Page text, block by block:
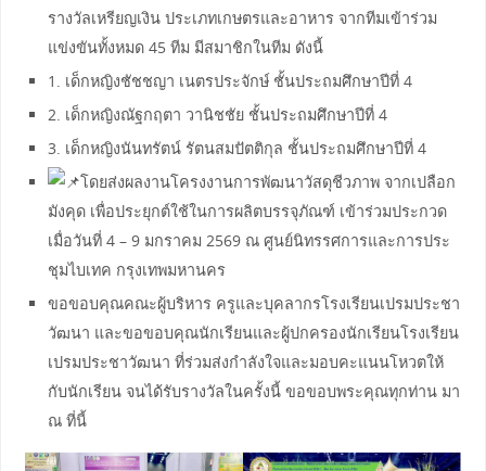
รางวัลเหรียญเงิน ประเภทเกษตรและอาหาร จากทีมเข้าร่วม
แข่งขันทั้งหมด 45 ทีม มีสมาชิกในทีม ดังนี้
1. เด็กหญิงชัชชญา เนตรประจักษ์ ชั้นประถมศึกษาปีที่ 4
2. เด็กหญิงณัฐกฤตา วานิชชัย ชั้นประถมศึกษาปีที่ 4
3. เด็กหญิงนันทรัตน์ รัตนสมปัตติกุล ชั้นประถมศึกษาปีที่ 4
โดยส่งผลงานโครงงานการพัฒนาวัสดุชีวภาพ จากเปลือก
มังคุด เพื่อประยุกต์ใช้ในการผลิตบรรจุภัณฑ์ เข้าร่วมประกวด
เมื่อวันที่ 4 – 9 มกราคม 2569 ณ ศูนย์นิทรรศการและการประ
ชุมไบเทค กรุงเทพมหานคร
ขอขอบคุณคณะผู้บริหาร ครูและบุคลากรโรงเรียนเปรมประชา
วัฒนา และขอขอบคุณนักเรียนและผู้ปกครองนักเรียนโรงเรียน
เปรมประชาวัฒนา ที่ร่วมส่งกำลังใจและมอบคะแนนโหวตให้
กับนักเรียน จนได้รับรางวัลในครั้งนี้ ขอขอบพระคุณทุกท่าน มา
ณ ที่นี้